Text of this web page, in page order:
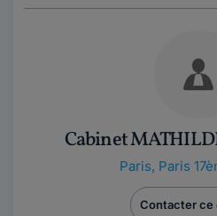
Cabinet
Paris, Paris
Contacter ce